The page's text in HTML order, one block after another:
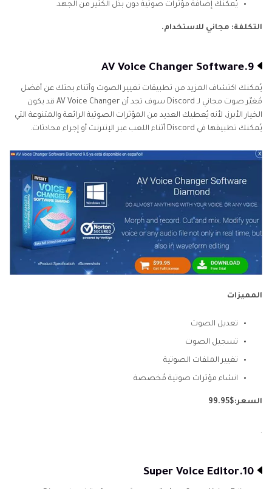
يُمكنك إضافة مؤثرات صوتية دون بذل الكثير من الجهد.
التكلفة: مجاني للاستخدام.
9.AV Voice Changer Software
يُمكنك اكتشاف المزيد من تطبيقات تغيير الصوت وأثناء بحثك عن أفضل
مُغيّر صوت مجاني لـ Discord سوف تجد أن AV Voice Changer قد يكون
الخيار الأبرز، لأنه يُعطيك العديد من المؤثرات الصوتية الرائعة والمتنوعة التي
يُمكنك تطبيقها في Discord أثناء اللعب عبر الإنترنت أو إجراء محادثات.
المميزات
تعديل الصوت
تسجيل الصوت
تغيير الملفات الصوتية
انشاء مؤثرات صوتية مُخصصة
السعر:$99.95
.
10.Super Voice Editor